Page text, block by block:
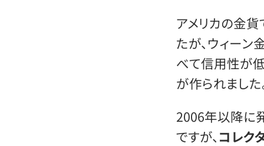
アメリカの金
たが、ウィーン
べて信用性が
が作られました
2006年以降に
ですが、 コレク